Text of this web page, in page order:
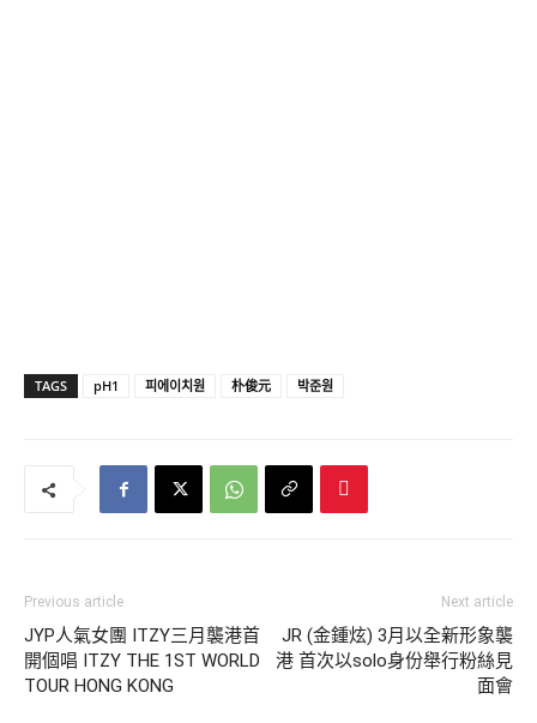
TAGS pH1 피에이치원 朴俊元 박준원
Previous article
JYP人氣女團 ITZY三月襲港首
開個唱 ITZY THE 1ST WORLD
TOUR HONG KONG
Next article
JR (金鍾炫) 3月以全新形象襲
港 首次以solo身份舉行粉絲見
面會